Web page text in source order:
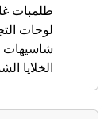
طلمبات
لوحات
شاسيهات
الخلايا